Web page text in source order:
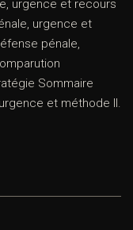
urgence et recours
urgence et
pénale,
Sommaire
et méthode II.